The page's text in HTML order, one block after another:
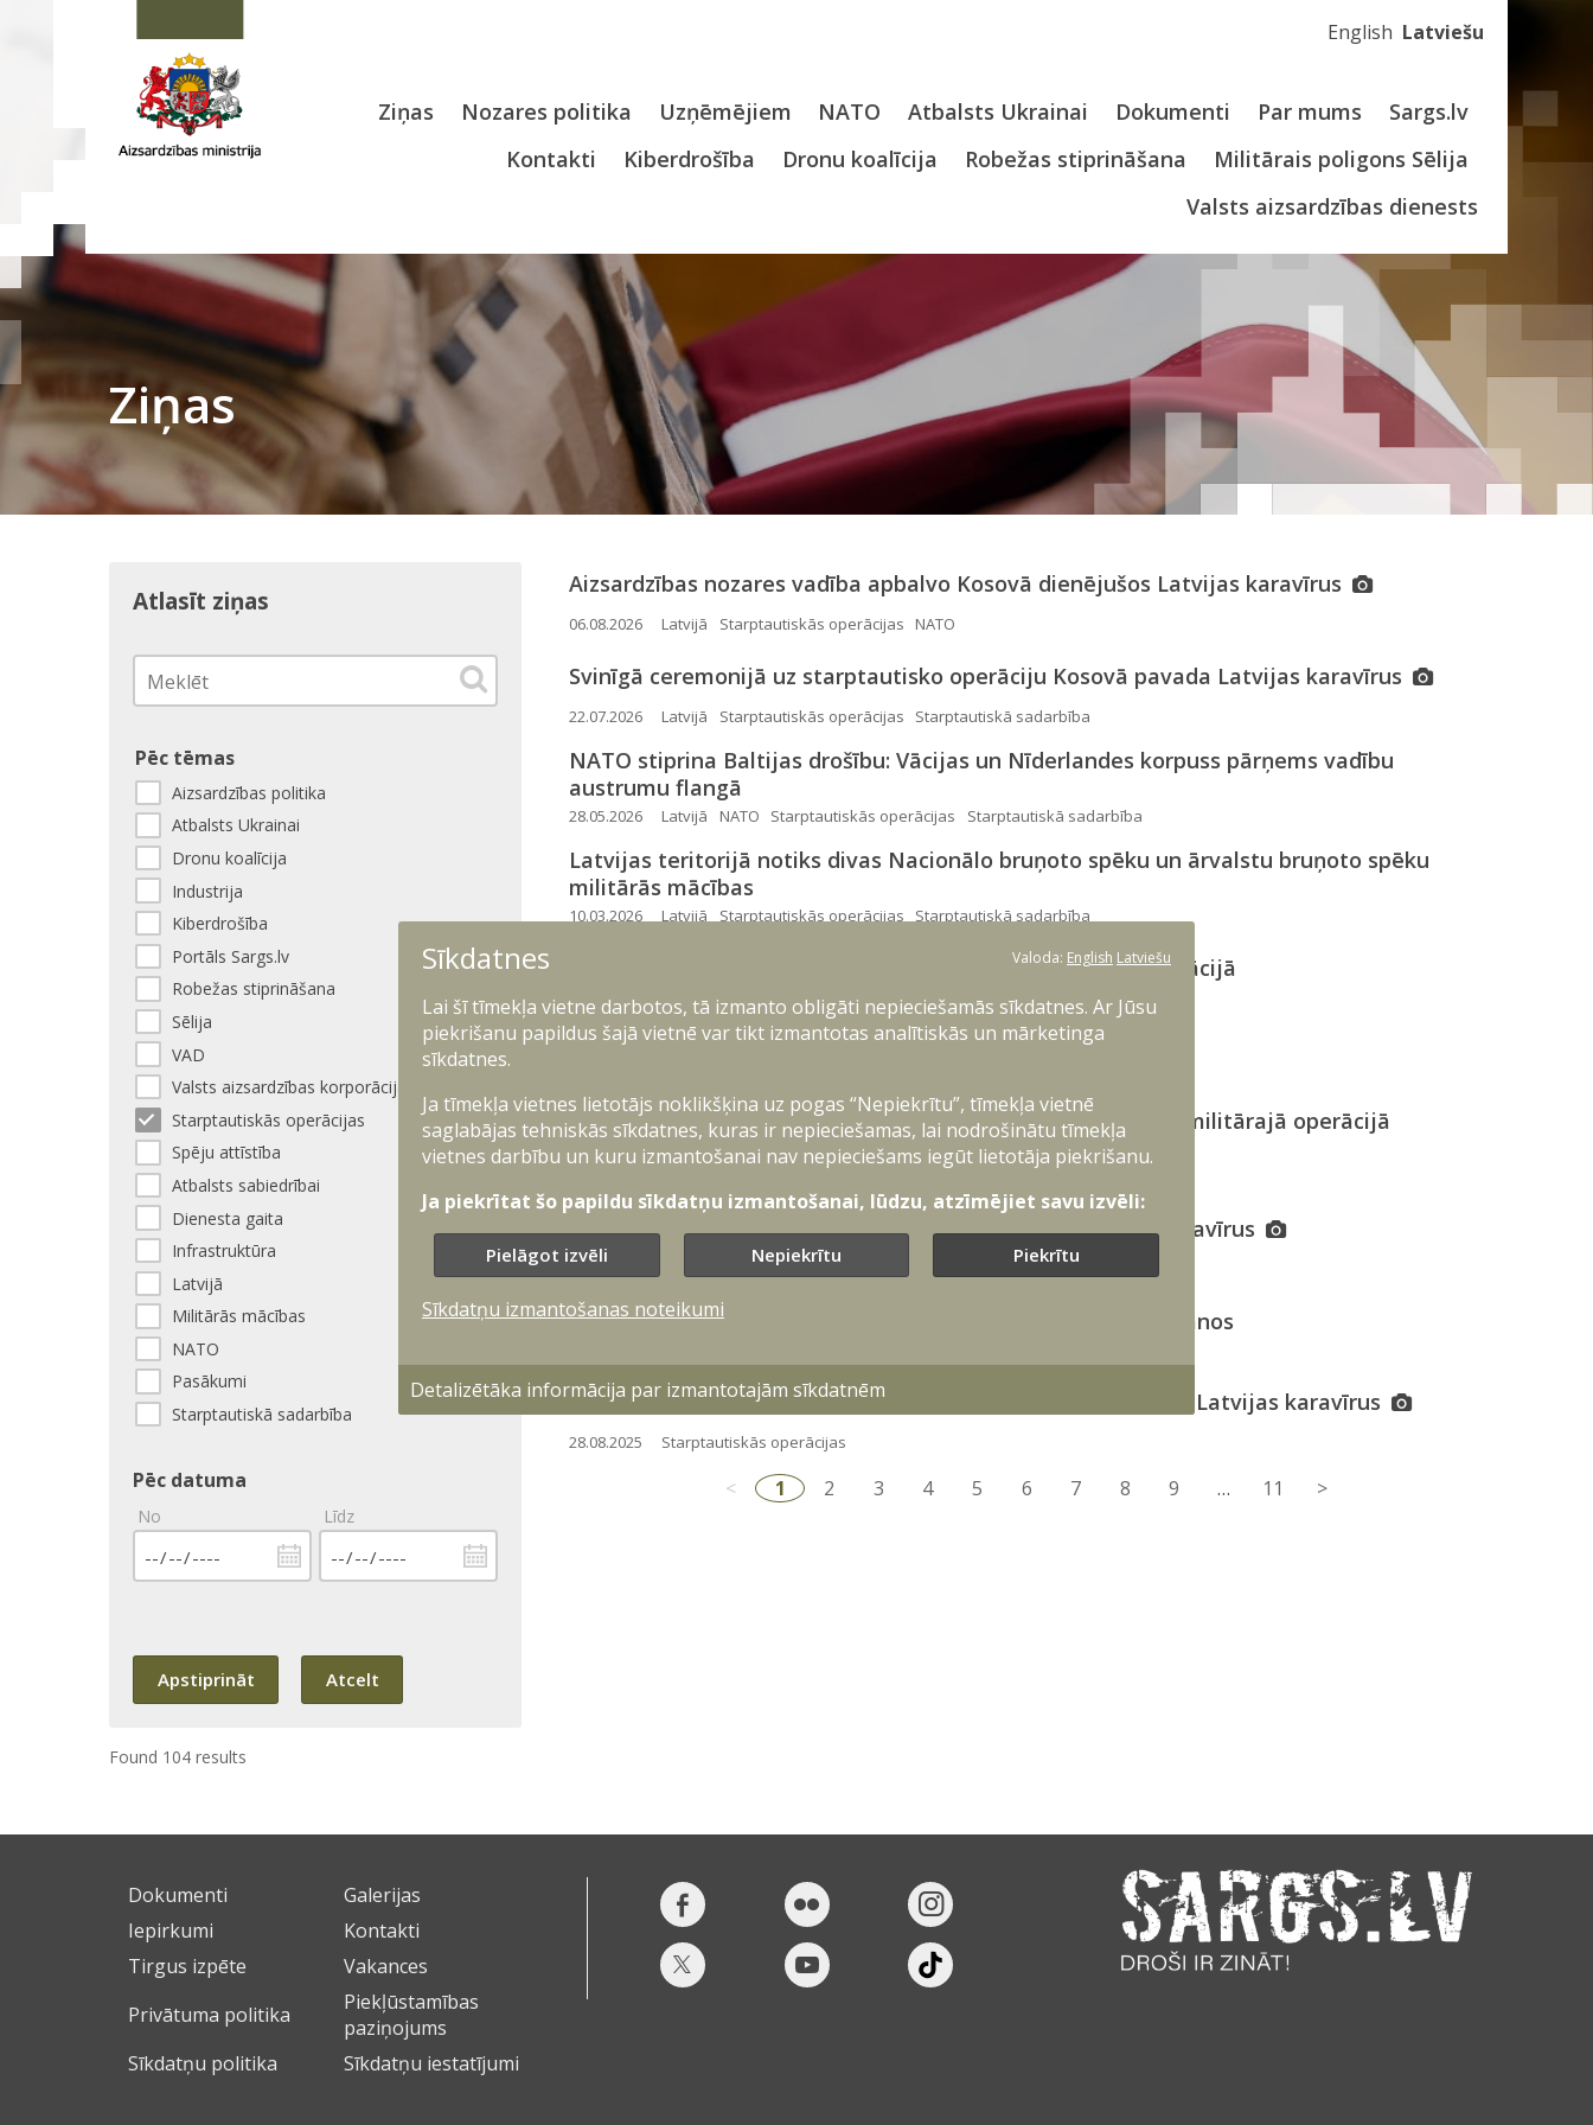
English Latviešu
Ziņas Nozares politika Uzņēmējiem NATO Atbalsts Ukrainai Dokumenti Par mums
Sargs.lv
Kontakti
Kiberdrošība Dronu koalīcija Robežas stiprināšana
Militārais poligons Sēlija
Valsts aizsardzības dienests
Ziņas
Atlasīt ziņas
Pēc tēmas
Aizsardzības politika
Atbalsts Ukrainai
Dronu koalīcija
Industrija
Kiberdrošība
Portāls Sargs.lv
Robežas stiprināšana
Sēlija
VAD
Valsts aizsardzības korporācija
Starptautiskās operācijas
Spēju attīstība
Atbalsts sabiedrībai
Dienesta gaita
Infrastruktūra
Latvijā
Militārās mācības
NATO
Pasākumi
Starptautiskā sadarbība
Pēc datuma
No Līdz
Found 104 results
Aizsardzības nozares vadība apbalvo Kosovā dienējušos Latvijas karavīrus
06.08.2026 Latvijā Starptautiskās operācijas NATO
Svinīgā ceremonijā uz starptautisko operāciju Kosovā pavada Latvijas karavīrus
22.07.2026 Latvijā Starptautiskās operācijas Starptautiskā sadarbība
NATO stiprina Baltijas drošību: Vācijas un Nīderlandes korpuss pārņems vadību
austrumu flangā
28.05.2026 Latvijā NATO Starptautiskās operācijas Starptautiskā sadarbība
Latvijas teritorijā notiks divas Nacionālo bruņoto spēku un ārvalstu bruņoto spēku
militārās mācības
10.03.2026 Latvijā Starptautiskās operācijas Starptautiskā sadarbība
Andris Sprūds: Latvija piedalīsies NATO “Arctic Sentry” operācijā
12.02.2026 Starptautiskās operācijas Starptautiskā sadarbība Aizsardzības politika
Latvijā miris Kanādas bruņoto spēku karavīrs
Valdība atbalsta Nacionālo bruņoto spēku karavīru dalības militārajā operācijā
“Inherent Resolve” pagarināšanu
Svinīgā ceremonijā uz operāciju Kosovā pavada Latvijas karavīrus
08.01.2026 Starptautiskās operācijas
Saeima lems par Latvijas karavīru misijas turpināšanu Balkānos
Svinīgā ceremonijā uz starptautiskajām operācijām pavada Latvijas karavīrus
28.08.2025 Starptautiskās operācijas
< 1 2 3 4 5 6 7 8 9 … 11 >
Dokumenti
Galerijas
Iepirkumi
Kontakti
Tirgus izpēte
Vakances
Privātuma politika
Piekļūstamības
paziņojums
Sīkdatņu politika
Sīkdatņu iestatījumi
Sīkdatnes Valoda: English Latviešu
Lai šī tīmekļa vietne darbotos, tā izmanto obligāti nepieciešamās sīkdatnes. Ar Jūsu
piekrišanu papildus šajā vietnē var tikt izmantotas analītiskās un mārketinga
sīkdatnes.
Ja tīmekļa vietnes lietotājs noklikšķina uz pogas “Nepiekrītu”, tīmekļa vietnē
saglabājas tehniskās sīkdatnes, kuras ir nepieciešamas, lai nodrošinātu tīmekļa
vietnes darbību un kuru izmantošanai nav nepieciešams iegūt lietotāja piekrišanu.
Ja piekrītat šo papildu sīkdatņu izmantošanai, lūdzu, atzīmējiet savu izvēli:
Pielāgot izvēli Nepiekrītu Piekrītu
Sīkdatņu izmantošanas noteikumi
Detalizētāka informācija par izmantotajām sīkdatnēm